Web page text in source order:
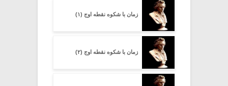
زمان با شکوه نقطه اوج (۱)
زمان با شکوه نقطه اوج (۲)